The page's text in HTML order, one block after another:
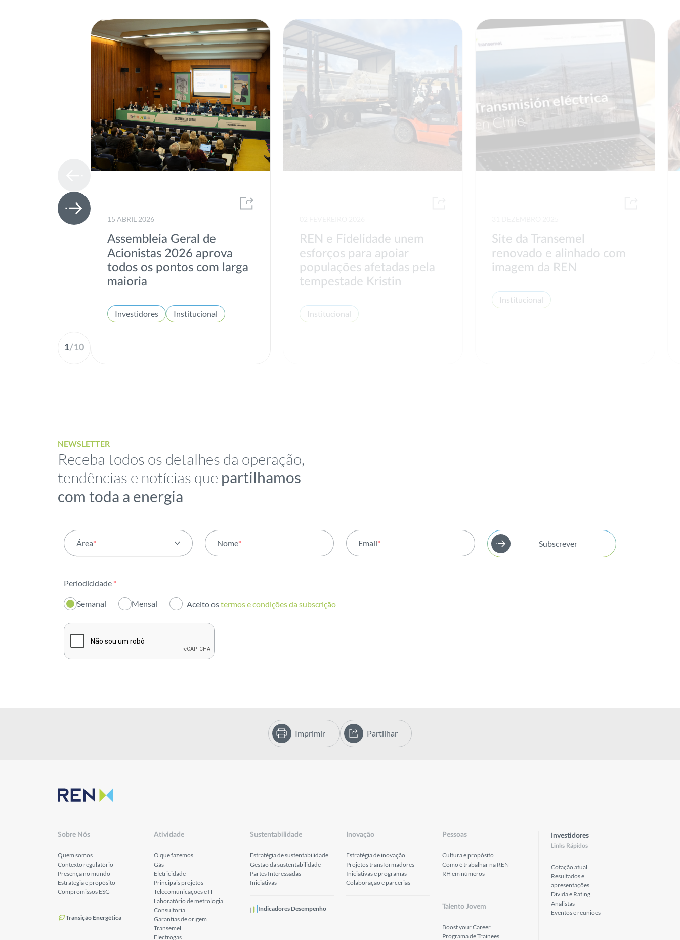
1/10
15 ABRIL 2026
Assembleia Geral de
Acionistas 2026 aprova
todos os pontos com larga
maioria
Investidores Institucional
REN e Fidelidade unem
esforços para apoiar
populações afetadas pela
tempestade Kristin
Institucional
Site da Transemel
renovado e alinhado com
imagem da REN
Institucional
NEWSLETTER
Receba todos os detalhes da operação,
tendências e notícias que partilhamos
com toda a energia
Área*
Institucional
Sustentabilidade
Nome* Email* Subscrever
Periodicidade *
Semanal Mensal Aceito ostermos e condições da subscrição
Imprimir Partilhar
Sobre Nós
Quem somos
Contexto regulatório
Presença no mundo
Estrategia e propósito
Compromissos ESG
Transição Energética
Atividade
O que fazemos
Gás
Eletricidade
Principais projetos
Telecomunicações e IT
Laboratório de metrologia
Consultoria
Garantias de origem
Transemel
Electrogas
Sustentabilidade
Estratégia de sustentabilidade
Gestão da sustentabilidade
Partes Interessadas
Iniciativas
Indicadores Desempenho
Inovação
Estratégia de inovação
Projetos transformadores
Iniciativas e programas
Colaboração e parcerias
Pessoas
Cultura e propósito
Como é trabalhar na REN
RH em números
Talento Jovem
Boost your Career
Programa de Trainees
Investidores
Links Rápidos
Cotação atual
Resultados e
apresentações
Divida e Rating
Analistas
Eventos e reuniões